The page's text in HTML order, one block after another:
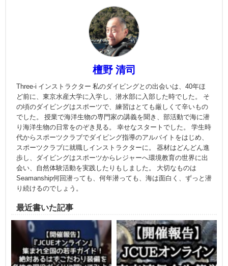
檀野 清司
Three-i インストラクター 私のダイビングとの出会いは、40年ほ
ど前に、東京水産大学に入学し、潜水部に入部した時でした。 そ
の頃のダイビングはスポーツで、練習はとても厳しくて辛いもの
でした。 授業で海洋生物の専門家の講義を聞き、部活動で海に潜
り海洋生物の日常をのぞき見る。 幸せなスタートでした。 学生時
代からスポーツクラブでダイビング指導のアルバイトをはじめ、
スポーツクラブに就職しインストラクターに。 器材はどんどん進
歩し、ダイビングはスポーツからレジャーへ環境教育の世界に出
会い、自然体験活動を実践したりもしました。 大切なものは
Seamanship何回潜っても、何年潜っても、海は面白く、ずっと潜
り続けるのでしょう。
最近書いた記事